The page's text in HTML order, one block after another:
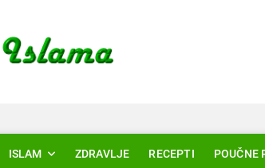
ISLAM ZDRAVLJE RECEPTI POUČNE